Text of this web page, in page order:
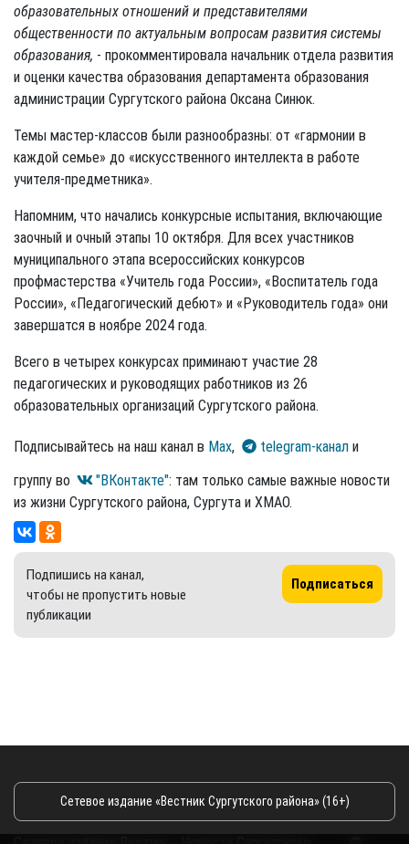
образовательных отношений и представителями
общественности по актуальным вопросам развития системы
образования, - прокомментировала начальник отдела развития
и оценки качества образования департамента образования
администрации Сургутского района Оксана Синюк.
Темы мастер-классов были разнообразны: от «гармонии в
каждой семье» до «искусственного интеллекта в работе
учителя-предметника».
Напомним, что начались конкурсные испытания, включающие
заочный и очный этапы 10 октября. Для всех участников
муниципального этапа всероссийских конкурсов
профмастерства «Учитель года России», «Воспитатель года
России», «Педагогический дебют» и «Руководитель года» они
завершатся в ноябре 2024 года.
Всего в четырех конкурсах приминают участие 28
педагогических и руководящих работников из 26
образовательных организаций Сургутского района.
Подписывайтесь на наш канал в Max, telegram-канал и
группу во
"ВКонтакте": там только самые важные новости
из жизни Сургутского района, Сургута и ХМАО.
Подпишись на канал,
чтобы не пропустить новые
публикации
Подписаться
Сетевое издание «Вестник Сургутского района» (16+)